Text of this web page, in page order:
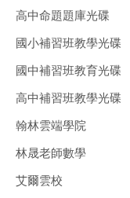
高中命題題庫光碟
國小補習班教學光碟
國中補習班教育光碟
高中補習班教學光碟
翰林雲端學院
林晟老師數學
艾爾雲校